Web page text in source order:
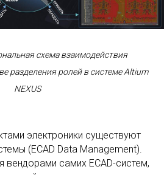
схема взаимодействия
разделения ролей в системе Altium
NEXUS
электроники существуют
(ECAD Data Management).
вендорами самих ECAD-систем,